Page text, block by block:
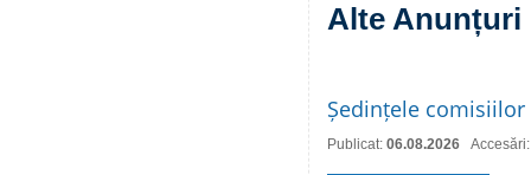
Alte Anunțuri
Ședințele
Publicat: 06.08.2026